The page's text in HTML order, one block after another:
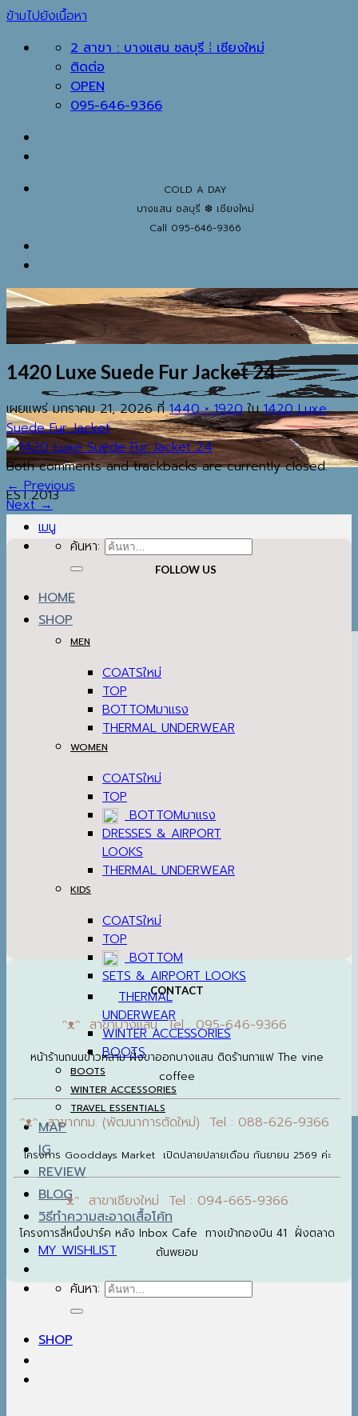
ข้ามไปยังเนื้อหา
2 สาขา : บางแสน ชลบุรี ⁞ เชียงใหม่
ติดต่อ
OPEN
095-646-9366
COLD A DAY
บางแสน ชลบุรี ❆ เชียงใหม่
Call 095-646-9366
EST.2013
เมนู
ค้นหา:
HOME
SHOP
MEN
COATS
TOP
BOTTOM
THERMAL UNDERWEAR
WOMEN
COATS
TOP
BOTTOM
DRESSES & AIRPORT
LOOKS
THERMAL UNDERWEAR
KIDS
COATS
TOP
BOTTOM
SETS & AIRPORT LOOKS
THERMAL
UNDERWEAR
WINTER ACCESSORIES
BOOTS
BOOTS
WINTER ACCESSORIES
TRAVEL ESSENTIALS
MAP
IG
REVIEW
BLOG
วิธีทำความสะอาดเสื้อโค้ท
MY WISHLIST
ค้นหา:
SHOP
1420 Luxe Suede Fur Jacket 24
เผยแพร่มกราคม 21, 2026ที่1440 × 1920ใน1420 Luxe
Suede Fur Jacket
Both comments and trackbacks are currently closed.
←Previous
Next→
FOLLOW US
CONTACT
ᵔᴥᵔ สาขาบางแสน Tel : 095-646-9366
หน้าร้านถนนข้าวหลาม ฝั่งขาออกบางแสน ติดร้านกาแฟ The vine
coffee
ᵔᴥᵔ สาขากทม. (พัฒนาการตัดใหม่) Tel : 088-626-9366
โครงการ Gooddays Market เปิดปลายปลายเดือน กันยายน 2569 ค่ะ
ᵔᴥᵔ สาขาเชียงใหม่ Tel : 094-665-9366
โครงการสี่หนึ่งปาร์ค หลัง Inbox Cafe ทางเข้ากองบิน 41 ฝั่งตลาด
ต้นพยอม